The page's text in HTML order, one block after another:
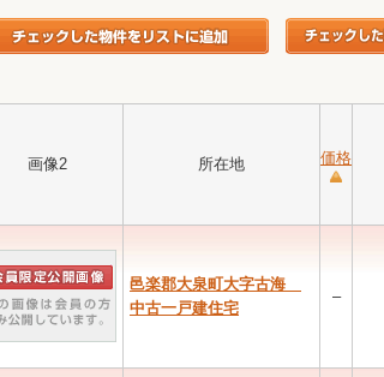
画像2 所在地 価格
邑楽郡大泉町大字古海
中古一戸建住宅
–